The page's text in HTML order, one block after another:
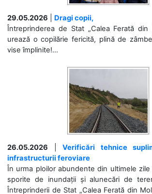
29.05.2026
Dragi copii,
Întreprinderea de Stat „Calea Ferată din
urează o copilărie fericită, plină de
vise împlinite!...
26.05.2026 |Verificări tehnice
infrastructurii feroviare
În urma ploilor abundente din ultimele
sporite de inundații și alunecări de
Întreprinderii de Stat „Calea Ferată din